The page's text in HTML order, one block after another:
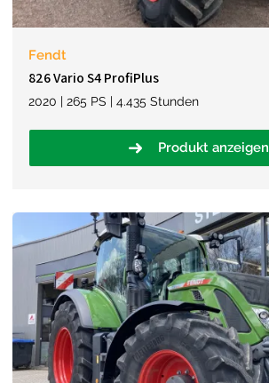
Fendt
826 Vario S4 ProfiPlus
2020 | 265 PS | 4.435 Stunden
Produkt anzeigen